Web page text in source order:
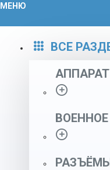
МЕНЮ
ВСЕ